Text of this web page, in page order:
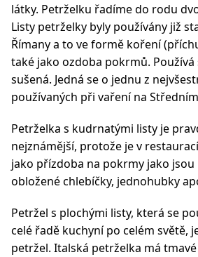
látky. Petrželku řadíme do rodu
Listy petrželky byly používány již
Římany a to ve formě koření
také jako ozdoba pokrmů. Používá
sušená. Jedná se o jednu z
používaných při vaření na
Petrželka s kudrnatými listy je
nejznámější, protože je v
jako přízdoba na pokrmy jako jsou
obložené chlebíčky, jednohubky
Petržel s plochými listy, která se
celé řadě kuchyní po celém světě,
petržel. Italská petrželka má